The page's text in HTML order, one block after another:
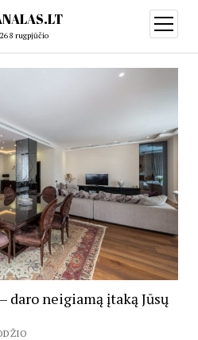
8 rugpjūčio
open
menu
daro neigiamą įtaką Jūsų